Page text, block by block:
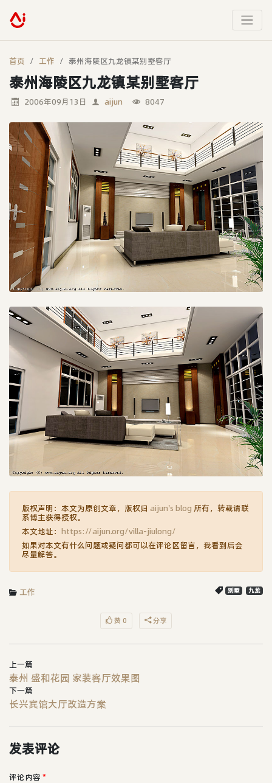
首页 工作 泰州海陵区九龙镇某别墅客厅
泰州海陵区九龙镇某别墅客厅
2006年09月13日 aijun 8047
版权声明：本文为原创文章，版权归 aijun's blog 所有，转载请联
系博主获得授权。
本文地址： https://aijun.org/villa-jiulong/
如果对本文有什么问题或疑问都可以在评论区留言，我看到后会
尽量解答。
工作 别墅 九龙
赞 0 分享
上一篇
泰州 盛和花园 家装客厅效果图
下一篇
长兴宾馆大厅改造方案
发表评论
评论内容 *